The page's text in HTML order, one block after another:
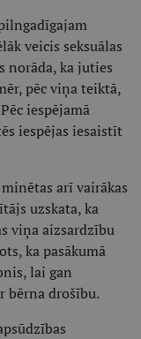
veicis seksuālas
norāda, ka juties
pēc viņa teiktā,
iespējamā
iespējas iesaistīt
arī vairākas
uzskata, ka
viņa aizsardzību
ka pasākumā
lai gan
bērna drošību.